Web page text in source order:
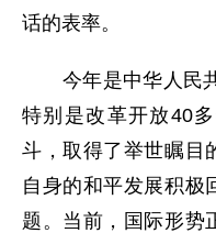
话的表率。
今年是中华人民共
特别是改革开放40
斗，取得了举世瞩目
自身的和平发展积极
题。当前，国际形势